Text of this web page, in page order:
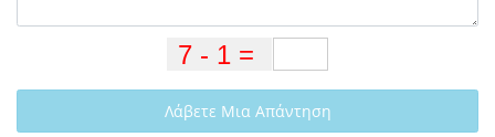
Λάβετε Μια Απάντηση